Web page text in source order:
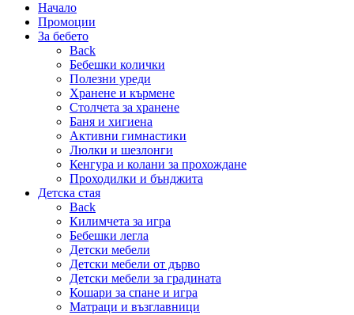
Начало
Промоции
За бебето
Back
Бебешки колички
Полезни уреди
Хранене и кърмене
Столчета за хранене
Баня и хигиена
Активни гимнастики
Люлки и шезлонги
Кенгура и колани за прохождане
Проходилки и бънджита
Детска стая
Back
Килимчета за игра
Бебешки легла
Детски мебели
Детски мебели от дърво
Детски мебели за градината
Кошари за спане и игра
Матраци и възглавници